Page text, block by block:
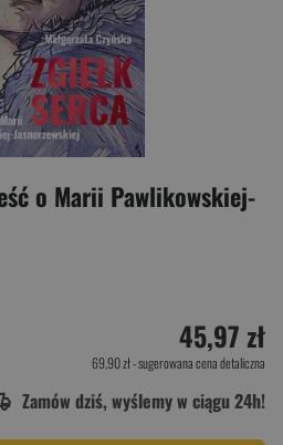
o Marii Pawlikowskiej-
45,97 zł
69,90 zł- sugerowana cena detaliczna
Zamów dziś, wyślemy w ciągu 24h!